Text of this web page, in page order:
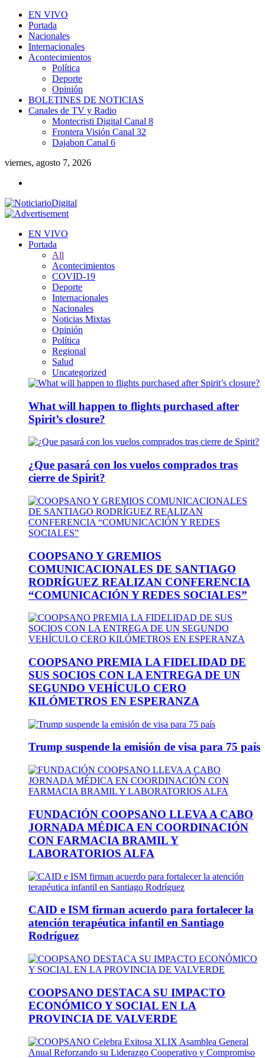
EN VIVO
Portada
Nacionales
Internacionales
Acontecimientos
Política
Deporte
Opinión
BOLETINES DE NOTICIAS
Canales de TV y Radio
Montecristi Digital Canal 8
Frontera Visión Canal 32
Dajabon Canal 6
viernes, agosto 7, 2026
EN VIVO
Portada
All
Acontecimientos
COVID-19
Deporte
Internacionales
Nacionales
Noticias Mixtas
Opinión
Política
Regional
Salud
Uncategorized
What will happen to flights purchased after
Spirit’s closure?
¿Que pasará con los vuelos comprados tras
cierre de Spirit?
COOPSANO Y GREMIOS
COMUNICACIONALES DE SANTIAGO
RODRÍGUEZ REALIZAN CONFERENCIA
“COMUNICACIÓN Y REDES SOCIALES”
COOPSANO PREMIA LA FIDELIDAD DE
SUS SOCIOS CON LA ENTREGA DE UN
SEGUNDO VEHÍCULO CERO
KILÓMETROS EN ESPERANZA
Trump suspende la emisión de visa para 75 país
FUNDACIÓN COOPSANO LLEVA A CABO
JORNADA MÉDICA EN COORDINACIÓN
CON FARMACIA BRAMIL Y
LABORATORIOS ALFA
CAID e ISM firman acuerdo para fortalecer la
atención terapéutica infantil en Santiago
Rodríguez
COOPSANO DESTACA SU IMPACTO
ECONÓMICO Y SOCIAL EN LA
PROVINCIA DE VALVERDE